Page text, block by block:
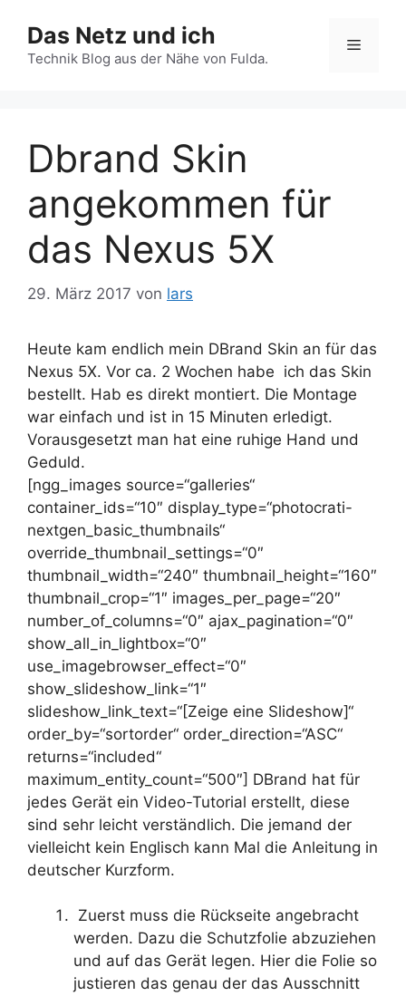
Inhalt
springen
Das Netz und ich
Technik Blog aus der Nähe von Fulda.
Menü
Dbrand Skin
angekommen für
das Nexus 5X
29. März 2017 von lars
Heute kam endlich mein DBrand Skin an für das
Nexus 5X. Vor ca. 2 Wochen habe ich das Skin
bestellt. Hab es direkt montiert. Die Montage
war einfach und ist in 15 Minuten erledigt.
Vorausgesetzt man hat eine ruhige Hand und
Geduld.
[ngg_images source=“galleries“
container_ids=“10″ display_type=“photocrati-
nextgen_basic_thumbnails“
override_thumbnail_settings=“0″
thumbnail_width=“240″ thumbnail_height=“160″
thumbnail_crop=“1″ images_per_page=“20″
number_of_columns=“0″ ajax_pagination=“0″
show_all_in_lightbox=“0″
use_imagebrowser_effect=“0″
show_slideshow_link=“1″
slideshow_link_text=“[Zeige eine Slideshow]“
order_by=“sortorder“ order_direction=“ASC“
returns=“included“
maximum_entity_count=“500″] DBrand hat für
jedes Gerät ein Video-Tutorial erstellt, diese
sind sehr leicht verständlich. Die jemand der
vielleicht kein Englisch kann Mal die Anleitung in
deutscher Kurzform.
Zuerst muss die Rückseite angebracht
werden. Dazu die Schutzfolie abzuziehen
und auf das Gerät legen. Hier die Folie so
justieren das genau der das Ausschnitt